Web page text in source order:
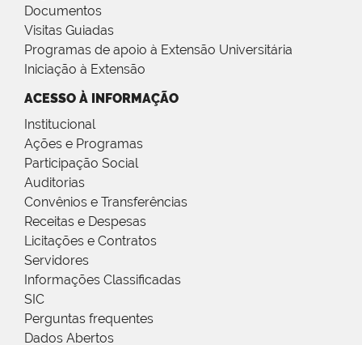
Documentos
Visitas Guiadas
Programas de apoio à Extensão Universitária
Iniciação à Extensão
ACESSO À INFORMAÇÃO
Institucional
Ações e Programas
Participação Social
Auditorias
Convênios e Transferências
Receitas e Despesas
Licitações e Contratos
Servidores
Informações Classificadas
SIC
Perguntas frequentes
Dados Abertos